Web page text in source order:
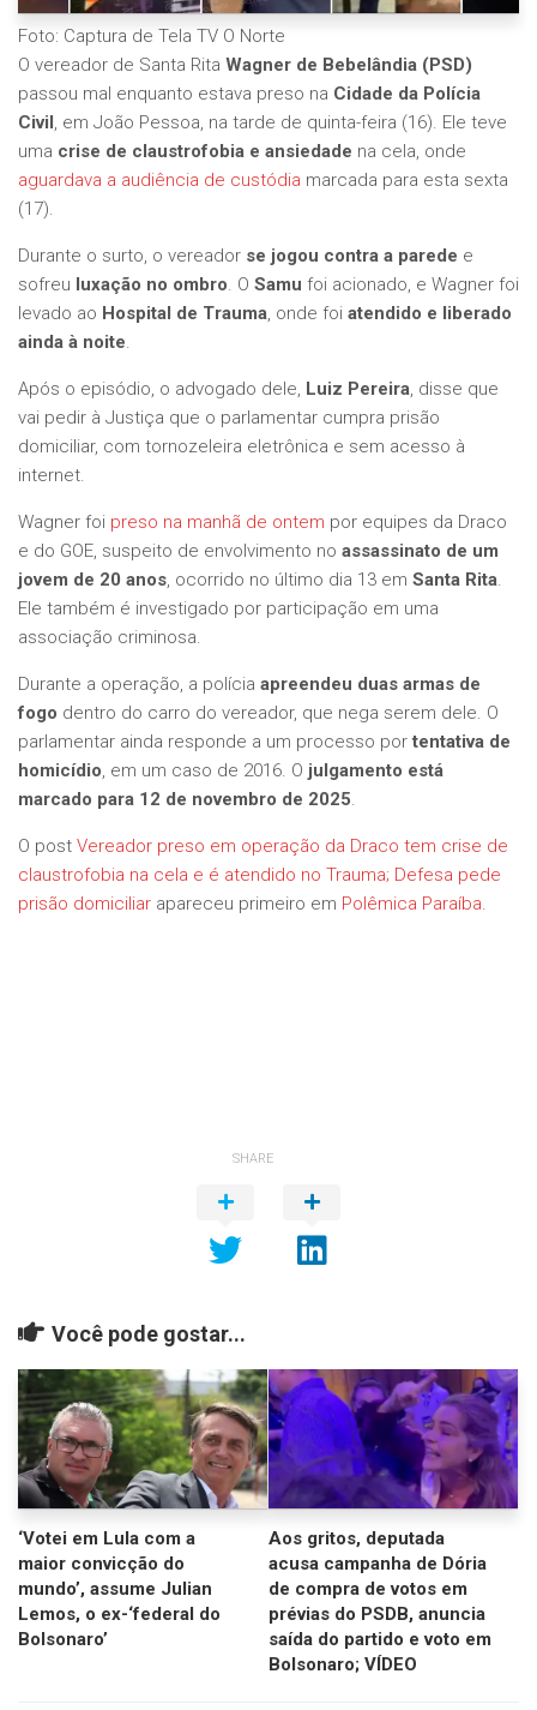
Foto: Captura de Tela TV O Norte
O vereador de Santa Rita Wagner de Bebelândia (PSD)
passou mal enquanto estava preso na Cidade da Polícia
Civil, em João Pessoa, na tarde de quinta-feira (16). Ele teve
uma crise de claustrofobia e ansiedade na cela, onde
aguardava a audiência de custódia marcada para esta sexta
(17).
Durante o surto, o vereador se jogou contra a parede e
sofreu luxação no ombro. O Samu foi acionado, e Wagner foi
levado ao Hospital de Trauma, onde foi atendido e liberado
ainda à noite.
Após o episódio, o advogado dele, Luiz Pereira, disse que
vai pedir à Justiça que o parlamentar cumpra prisão
domiciliar, com tornozeleira eletrônica e sem acesso à
internet.
Wagner foi preso na manhã de ontem por equipes da Draco
e do GOE, suspeito de envolvimento no assassinato de um
jovem de 20 anos, ocorrido no último dia 13 em Santa Rita.
Ele também é investigado por participação em uma
associação criminosa.
Durante a operação, a polícia apreendeu duas armas de
fogo dentro do carro do vereador, que nega serem dele. O
parlamentar ainda responde a um processo portentativa de
homicídio, em um caso de 2016. O julgamento está
marcado para 12 de novembro de 2025.
O post Vereador preso em operação da Draco tem crise de
claustrofobia na cela e é atendido no Trauma; Defesa pede
prisão domiciliar apareceu primeiro em Polêmica Paraíba.
SHARE
Você pode gostar...
‘Votei em Lula com a
maior convicção do
mundo’, assume Julian
Lemos, o ex-‘federal do
Bolsonaro’
Aos gritos, deputada
acusa campanha de Dória
de compra de votos em
prévias do PSDB, anuncia
saída do partido e voto em
Bolsonaro; VÍDEO